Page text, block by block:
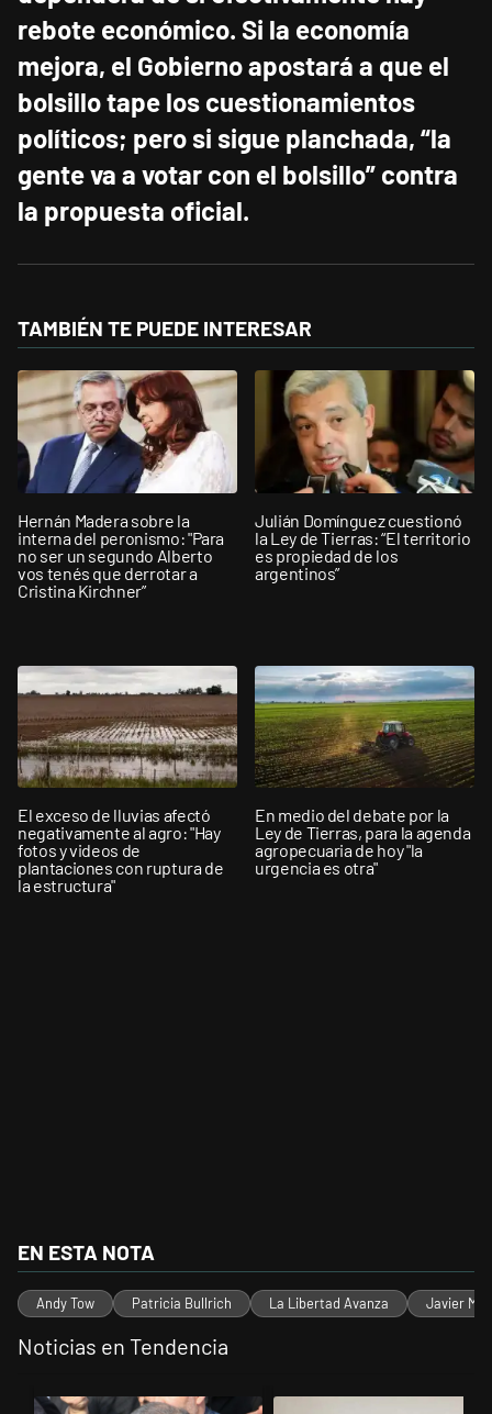
rebote económico. Si la economía
mejora, el Gobierno apostará a que el
bolsillo tape los cuestionamientos
políticos; pero si sigue planchada, “la
gente va a votar con el bolsillo” contra
la propuesta oficial.
TAMBIÉN TE PUEDE INTERESAR
Hernán Madera sobre la
interna del peronismo: "Para
no ser un segundo Alberto
vos tenés que derrotar a
Cristina Kirchner”
Julián Domínguez cuestionó
la Ley de Tierras: “El territorio
es propiedad de los
argentinos”
El exceso de lluvias afectó
negativamente al agro: "Hay
fotos y videos de
plantaciones con ruptura de
la estructura"
En medio del debate por la
Ley de Tierras, para la agenda
agropecuaria de hoy "la
urgencia es otra"
EN ESTA NOTA
Andy Tow Patricia Bullrich La Libertad Avanza Javier
Noticias en Tendencia
Un artículo de tendencia con el título "Irán nombró al ideólogo del
Un artículo de tendencia con el